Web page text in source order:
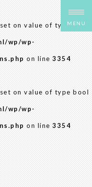
on value of type bool
wp/wp-
on line3354
on value of type bool
wp/wp-
on line3354
MENU